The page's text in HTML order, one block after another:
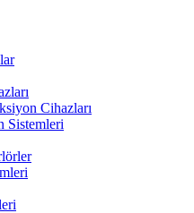
Cihazları
Sistemleri